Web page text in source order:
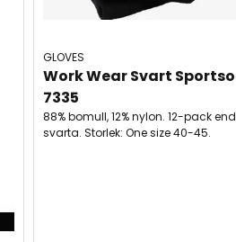
GLOVES
Work Wear Svart
7335
88% bomull, 12% nylon. 12-pack
svarta. Storlek: One size 40-45.